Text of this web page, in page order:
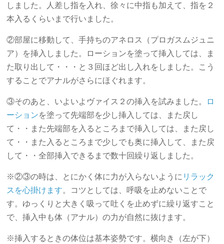
しました。人差し指を入れ、徐々に中指も加えて、指を２
本入るくらいまで行いました。
②部屋に移動して、手持ちのアネロス（プロガスムジュニ
ア）を挿入しました。ローションを塗って挿入しては、ま
た取り出して・・・と３回ほど出し入れをしました。こう
することでアナルがさらにほぐれます。
③そのあと、いよいよヴァイス２の挿入を試みました。
ロ
ーションを塗って先端部を少し挿入しては、また戻し
て・・また先端部を入るところまで挿入しては、また戻し
て・・また入るところまで少しでも奥に挿入して、また戻
して・・全部挿入できるまで数十回繰り返しました。
※②③の時は、とにかく体に力が入らないように リラック
スを心掛けます。コツとしては、呼吸を止めないことで
す。ゆっくりと大きく吸って吐くを止めずに繰り返すこと
で、挿入中も体（アナル）の力が自然に抜けます。
※挿入するときの体位は基本姿勢です。横向き（左が下）